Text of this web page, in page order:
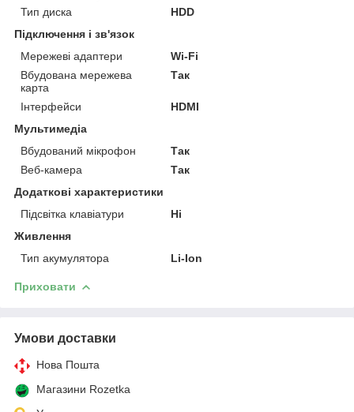
Тип диска
HDD
Підключення і зв'язок
Мережеві адаптери
Wi-Fi
Вбудована мережева
карта
Так
Інтерфейси
HDMI
Мультимедіа
Вбудований мікрофон
Так
Веб-камера
Так
Додаткові характеристики
Підсвітка клавіатури
Ні
Живлення
Тип акумулятора
Li-Ion
Приховати
Умови доставки
Нова Пошта
Магазини Rozetka